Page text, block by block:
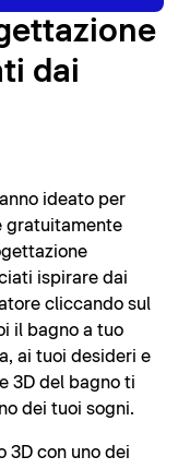
dai
ideato per
gratuitamente
ispirare dai
cliccando sul
il bagno a tuo
ai tuoi desideri e
3D del bagno ti
dei tuoi sogni.
3D con uno dei